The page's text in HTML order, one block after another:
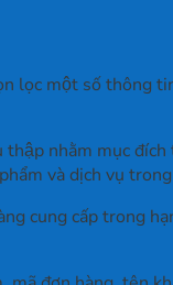
lọc một số
nhằm mục
và dịch vụ
cung cấp trong